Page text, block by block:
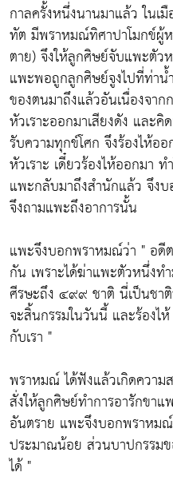
กาลครั้งหนึ่งนานมาแล้ว ในเ
ทัต มีพราหมณ์ทิศาปาโมกข์ผู้
ตาย) จึงให้ลูกศิษย์จับแพะตัว
แพะพอถูกลูกศิษย์จูงไปที่ท่าน้
ของตนมาถึงแล้วอันเนื่องจาก
หัวเราะออกมาเสียงดัง และ
รับความทุกข์โศก จึงร้องไห้อ
หัวเราะ เดี๋ยวร้องไห้ออกมา
แพะกลับมาถึงสำนักแล้ว จึง
จึงถามแพะถึงอาการนั้น
แพะจึงบอกพราหมณ์ว่า " อดี
กัน เพราะได้ฆ่าแพะตัวหนึ่งท
ศีรษะถึง ๔๙๙ ชาติ นี่เป็นชา
จะสิ้นกรรมในวันนี้ และร้องไ
กับเรา "
พราหมณ์ ได้ฟังแล้วเกิดความ
สั่งให้ลูกศิษย์ทำการอารักขาแ
อันตราย แพะจึงบอกพราหม
ประมาณน้อย ส่วนบาปกรรมข
ได้ "